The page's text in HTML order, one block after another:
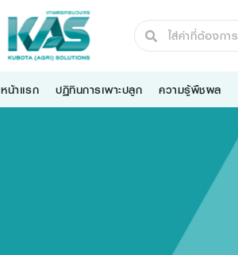
หน้าแรก ปฏิทินการเพาะปลูก ความรู้พืชผล